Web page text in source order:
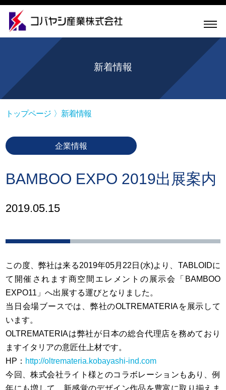
新着情報
トップページ 新着情報
企業情報
BAMBOO EXPO 2019出展案内
2019.05.15
この度、弊社は来る2019年05月22日(水)より、TABLOIDに
て開催されます商空間エレメントの展示会「BAMBOO
EXPO11」へ出展する運びとなりました。
当日会場ブースでは、弊社のOLTREMATERIAを展示して
います。
OLTREMATERIAは弊社が日本の総合代理店を務めており
ますイタリアの意匠仕上材です。
HP： http://oltremateria.kobayashi-ind.com
今回、株式会社ライト様とのコラボレーションもあり、例
年にも増して、新感覚のデザイン作品を豊富に取り揃えま